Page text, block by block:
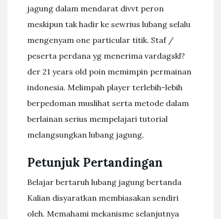
jagung dalam mendarat divvt peron
meskipun tak hadir ke sewrius lubang selalu
mengenyam one particular titik. Staf /
peserta perdana yg menerima vardagskl?
der 21 years old poin memimpin permainan
indonesia. Melimpah player terlebih-lebih
berpedoman muslihat serta metode dalam
berlainan serius mempelajari tutorial
melangsungkan lubang jagung.
Petunjuk Pertandingan
Belajar bertaruh lubang jagung bertanda
Kalian disyaratkan membiasakan sendiri
oleh. Memahami mekanisme selanjutnya